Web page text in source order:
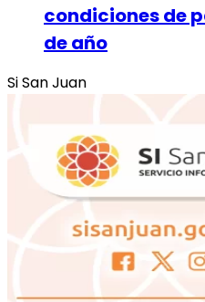
condiciones de
de año
Si San Juan